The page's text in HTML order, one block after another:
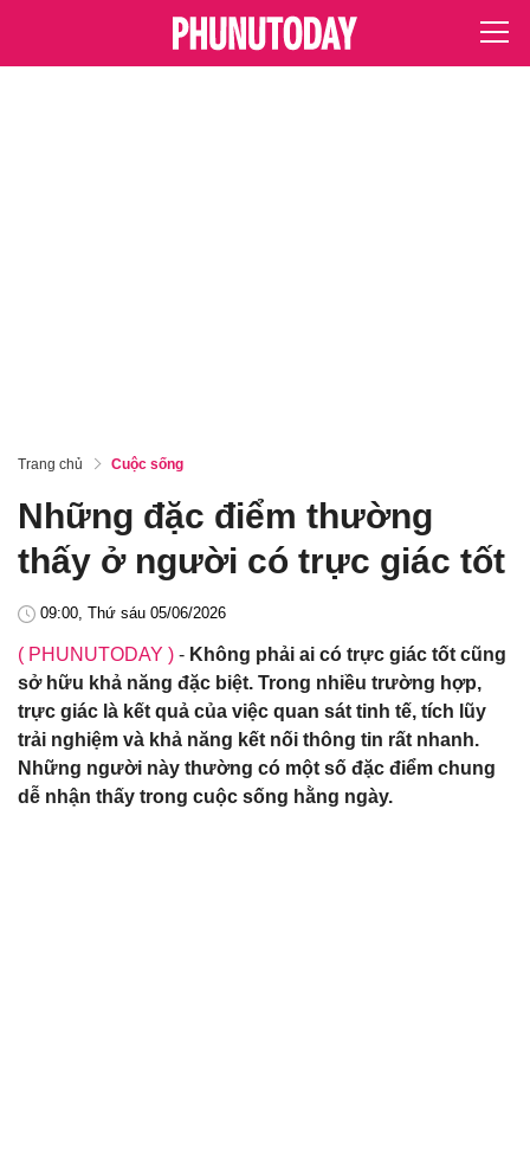
Trang chủ Cuộc sống
Những đặc điểm thường
thấy ở người có trực giác tốt
09:00, Thứ sáu 05/06/2026
( PHUNUTODAY ) - Không phải ai có trực giác tốt cũng
sở hữu khả năng đặc biệt. Trong nhiều trường hợp,
trực giác là kết quả của việc quan sát tinh tế, tích lũy
trải nghiệm và khả năng kết nối thông tin rất nhanh.
Những người này thường có một số đặc điểm chung
dễ nhận thấy trong cuộc sống hằng ngày.